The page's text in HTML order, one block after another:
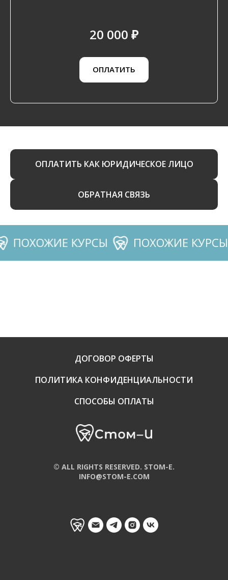
20 000 ₽
ОПЛАТИТЬ
ОПЛАТИТЬ КАК ЮРИДИЧЕСКОЕ ЛИЦО
ОБРАТНАЯ СВЯЗЬ
ПОХОЖИЕ КУРСЫ ПОХОЖИЕ КУРСЫ
ДОГОВОР ОФЕРТЫ
ПОЛИТИКА КОНФИДЕНЦИАЛЬНОСТИ
СПОСОБЫ ОПЛАТЫ
© ALL RIGHTS RESERVED. STOM-E.
INFO@STOM-E.COM